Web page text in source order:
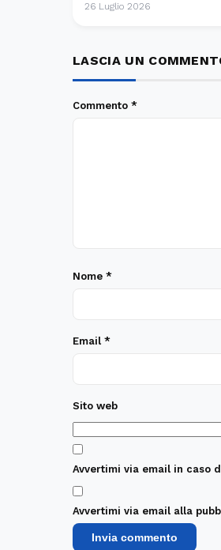
26 Luglio 2026
LASCIA UN
Commento *
Nome *
Email *
Sito web
Avvertimi via email in caso
Avvertimi via email alla